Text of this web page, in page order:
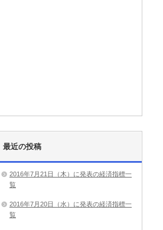
最近の投稿
2016年7月21日（木）に発表の経済指標一
覧
2016年7月20日（水）に発表の経済指標一
覧